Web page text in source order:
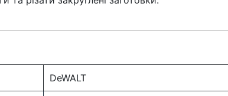
DeWALT